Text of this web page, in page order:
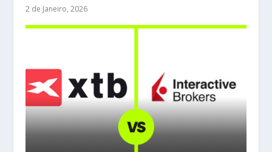
2 de Janeiro, 2026